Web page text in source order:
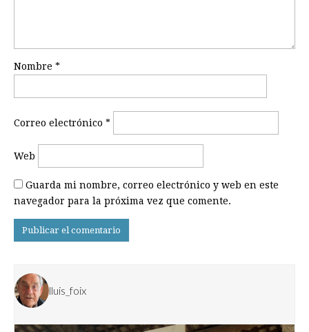
Nombre *
Correo electrónico *
Web
Guarda mi nombre, correo electrónico y web en este
navegador para la próxima vez que comente.
lluis_foix